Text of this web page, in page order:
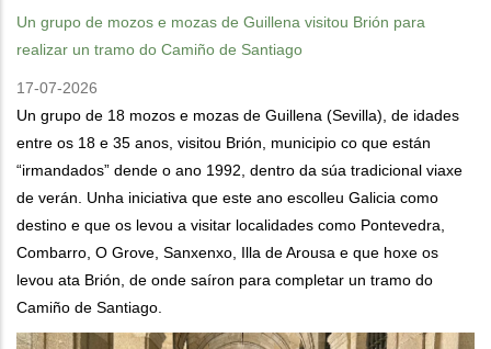
Un grupo de mozos e mozas de Guillena visitou Brión para
realizar un tramo do Camiño de Santiago
17-07-2026
Un grupo de 18 mozos e mozas de Guillena (Sevilla), de idades
entre os 18 e 35 anos, visitou Brión, municipio co que están
“irmandados” dende o ano 1992, dentro da súa tradicional viaxe
de verán. Unha iniciativa que este ano escolleu Galicia como
destino e que os levou a visitar localidades como Pontevedra,
Combarro, O Grove, Sanxenxo, Illa de Arousa e que hoxe os
levou ata Brión, de onde saíron para completar un tramo do
Camiño de Santiago.